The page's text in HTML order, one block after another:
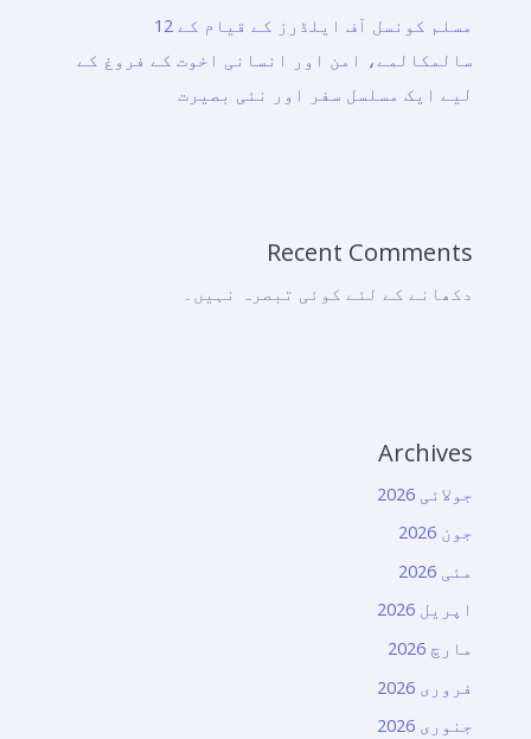
مسلم کونسل آف ایلڈرز کے قیام کے 12
سالمکالمے، امن اور انسانی اخوت کے فروغ کے
لیے ایک مسلسل سفر اور نئی بصیرت
Recent Comments
دکھانے کے لئے کوئی تبصرہ نہیں۔
Archives
جولائی 2026
جون 2026
مئی 2026
اپریل 2026
مارچ 2026
فروری 2026
جنوری 2026